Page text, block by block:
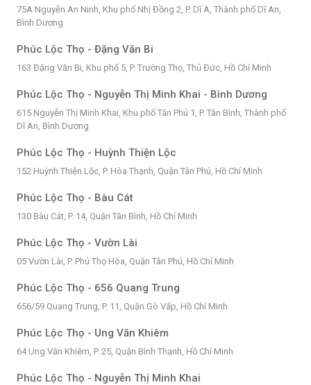
75A Nguyễn An Ninh, Khu phố Nhị Đồng 2, P. Dĩ A, Thành phố Dĩ An,
Bình Dương
Phúc Lộc Thọ - Đặng Văn Bi
163 Đặng Văn Bi, Khu phố 5, P. Trường Thọ, Thủ Đức, Hồ Chí Minh
Phúc Lộc Thọ - Nguyễn Thị Minh Khai - Bình Dương
615 Nguyễn Thị Minh Khai, Khu phố Tân Phú 1, P. Tân Bình, Thành phố
Dĩ An, Bình Dương
Phúc Lộc Thọ - Huỳnh Thiện Lộc
152 Huỳnh Thiện Lộc, P. Hòa Thạnh, Quận Tân Phú, Hồ Chí Minh
Phúc Lộc Thọ - Bàu Cát
130 Bàu Cát, P. 14, Quận Tân Bình, Hồ Chí Minh
Phúc Lộc Thọ - Vườn Lài
05 Vườn Lài, P. Phú Thọ Hòa, Quận Tân Phú, Hồ Chí Minh
Phúc Lộc Thọ - 656 Quang Trung
656/59 Quang Trung, P. 11, Quận Gò Vấp, Hồ Chí Minh
Phúc Lộc Thọ - Ung Văn Khiêm
64 Ung Văn Khiêm, P. 25, Quận Bình Thạnh, Hồ Chí Minh
Phúc Lộc Thọ - Nguyễn Thị Minh Khai